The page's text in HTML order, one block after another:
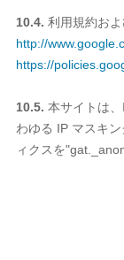
10.4. 利用規約お
http://
https://
10.5. 本サイトは
わゆる IP マスキ
ィクスを